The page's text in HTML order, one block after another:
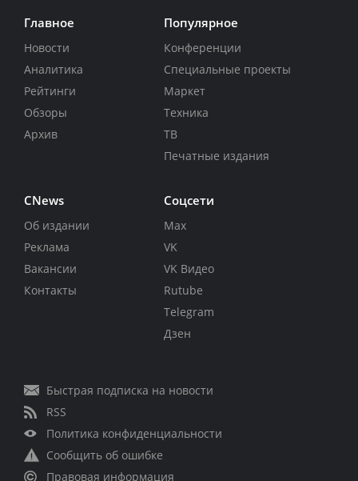
Главное
Новости
Аналитика
Рейтинги
Обзоры
Архив
Популярное
Конференции
Специальные проекты
Маркет
Техника
ТВ
Печатные издания
CNews
Об издании
Реклама
Вакансии
Контакты
Соцсети
Max
VK
VK Видео
Rutube
Telegram
Дзен
Быстрая подписка на новости
RSS
Политика конфиденциальности
Сообщить об ошибке
Правовая информация